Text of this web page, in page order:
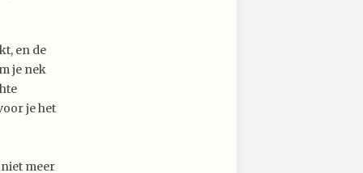
en de
je nek
je het
meer